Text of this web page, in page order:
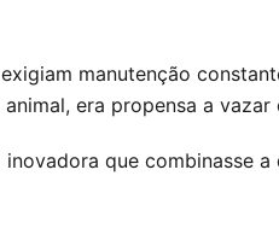
manutenção
era propensa a
que combinasse